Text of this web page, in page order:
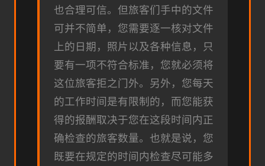
也合理可信。但旅客们手中的文件
可并不简单，您需要逐一核对文件
上的日期，照片以及各种信息，只
要有一项不符合标准，您就必须将
这位旅客拒之门外。另外，您每天
的工作时间是有限制的，而您能获
得的报酬取决于您在这段时间内正
确检查的旅客数量。也就是说，您
既要在规定的时间内检查尽可能多